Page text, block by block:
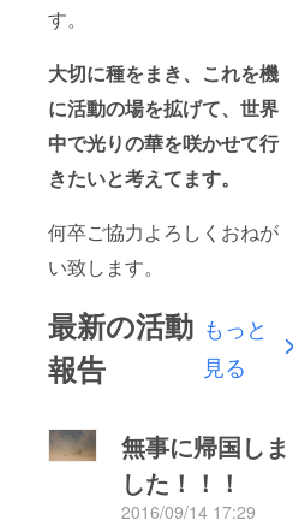
す。
大切に種をまき、これを機
に活動の場を拡げて、世界
中で光りの華を咲かせて行
きたいと考えてます。
何卒ご協力よろしくおねが
い致します。
最新の活動
報告
もっと
見る
無事に帰国しま
した！！！
2016/09/14 17:29